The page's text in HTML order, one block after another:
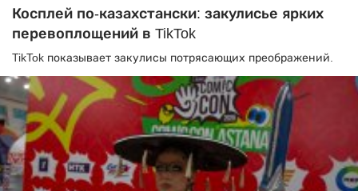
Косплей по-казахстански: закулисье ярких
перевоплощений в TikTok
TikTok показывает закулисы потрясающих преображений.